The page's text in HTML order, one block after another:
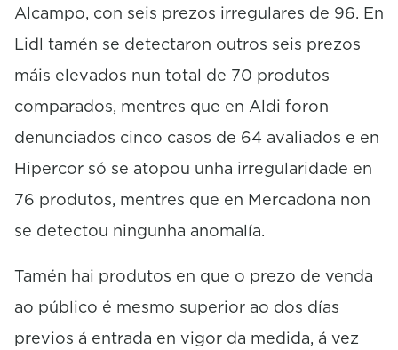
Alcampo, con seis prezos irregulares de 96. En
Lidl tamén se detectaron outros seis prezos
máis elevados nun total de 70 produtos
comparados, mentres que en Aldi foron
denunciados cinco casos de 64 avaliados e en
Hipercor só se atopou unha irregularidade en
76 produtos, mentres que en Mercadona non
se detectou ningunha anomalía.
Tamén hai produtos en que o prezo de venda
ao público é mesmo superior ao dos días
previos á entrada en vigor da medida, á vez